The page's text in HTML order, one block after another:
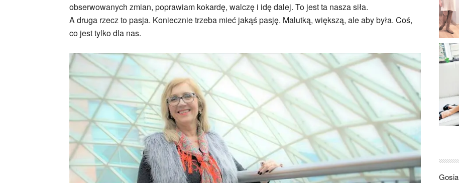
obserwowanych zmian, poprawiam kokardę, walczę i idę dalej. To jest ta nasza siła.
A druga rzecz to pasja. Koniecznie trzeba mieć jakąś pasję. Malutką, większą, ale aby była. Coś,
co jest tylko dla nas.
Gosia